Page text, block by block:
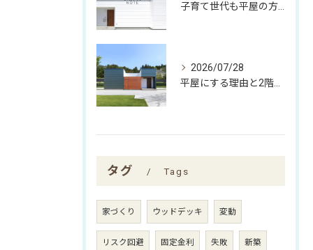
2026/07/28
タグ Tags
家づくり ウッドデッキ 変動
リスク回避 固定金利 失敗 新築